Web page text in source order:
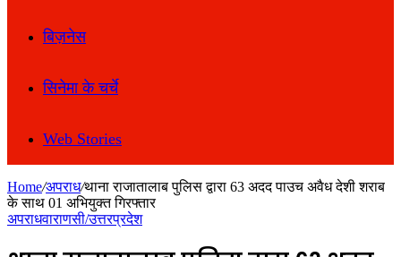
बिज़नेस
सिनेमा के चर्चे
Web Stories
Home/अपराध/थाना राजातालाब पुलिस द्वारा 63 अदद पाउच अवैध देशी शराब
के साथ 01 अभियुक्त गिरफ्तार
अपराधवाराणसी/उत्तरप्रदेश